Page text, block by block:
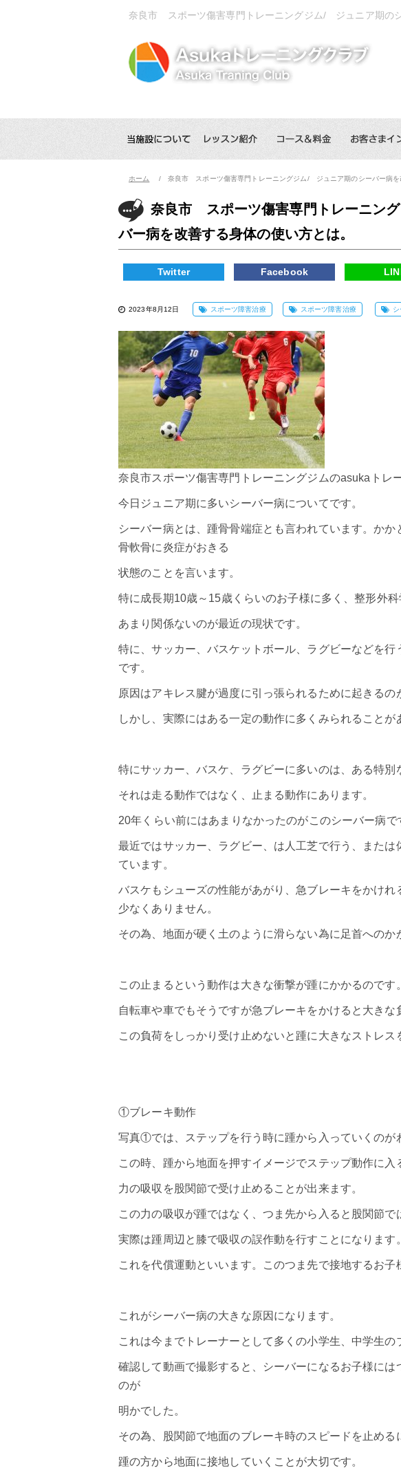
奈良市 スポーツ傷害専門トレーニングジム/ ジュニア期のシ
ホーム 奈良市 スポーツ傷害専門トレーニングジム/ ジュニア期のシーバー病を
奈良市 スポーツ傷害専門トレーニン
バー病を改善する身体の使い方とは。
Twitter Facebook
2023年8月12日 スポーツ障害治療 スポーツ障害治療
奈良市スポーツ傷害専門トレーニングジムのasukaトレ
今日ジュニア期に多いシーバー病についてです。
シーバー病とは、踵骨骨端症とも言われています。か
骨軟骨に炎症がおきる
状態のことを言います。
特に成長期10歳～15歳くらいのお子様に多く、整形外
あまり関係ないのが最近の現状です。
特に、サッカー、バスケットボール、ラグビーなどを行
です。
原因はアキレス腱が過度に引っ張られるために起きるの
しかし、実際にはある一定の動作に多くみられることが
特にサッカー、バスケ、ラグビーに多いのは、ある特別
それは走る動作ではなく、止まる動作にあります。
20年くらい前にはあまりなかったのがこのシーバー病で
最近ではサッカー、ラグビー、は人工芝で行う、または
ています。
バスケもシューズの性能があがり、急ブレーキをかけれ
少なくありません。
その為、地面が硬く土のように滑らない為に足首へのか
この止まるという動作は大きな衝撃が踵にかかるのです。
自転車や車でもそうですが急ブレーキをかけると大きな
この負荷をしっかり受け止めないと踵に大きなストレス
①ブレーキ動作
写真①では、ステップを行う時に踵から入っていくのが
この時、踵から地面を押すイメージでステップ動作に入
力の吸収を股関節で受け止めることが出来ます。
この力の吸収が踵ではなく、つま先から入ると股関節で
実際は踵周辺と膝で吸収の誤作動を行すことになります。
これを代償運動といいます。このつま先で接地するお子
これがシーバー病の大きな原因になります。
これは今までトレーナーとして多くの小学生、中学生の
確認して動画で撮影すると、シーバーになるお子様には
のが
明かでした。
その為、股関節で地面のブレーキ時のスピードを止める
踵の方から地面に接地していくことが大切です。